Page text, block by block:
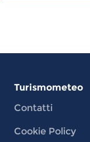
Turismometeo
Contatti
Cookie Policy